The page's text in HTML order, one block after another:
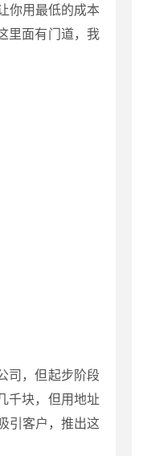
你用最低的成本
里面有门道，我
司，但起步阶段
千块，但用地址
引客户，推出这